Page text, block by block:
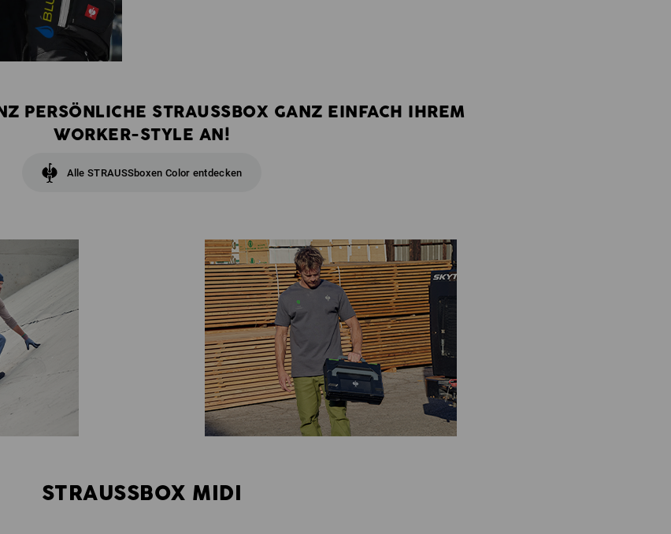
PERSÖNLICHE STRAUSSBOX GANZ EINFACH IHREM
WORKER-STYLE AN!
Alle STRAUSSboxen Color entdecken
STRAUSSBOX MIDI